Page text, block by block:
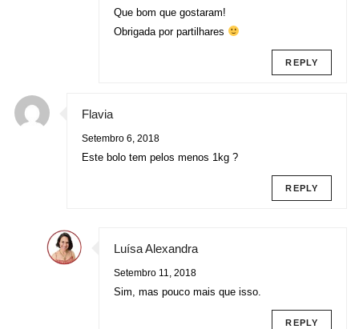
Que bom que gostaram!
Obrigada por partilhares
REPLY
Flavia
Setembro 6, 2018
Este bolo tem pelos menos 1kg ?
REPLY
Luísa Alexandra
Setembro 11, 2018
Sim, mas pouco mais que isso.
REPLY